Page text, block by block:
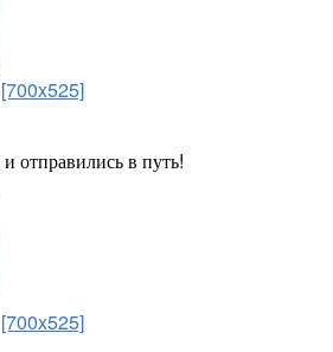
[700x525]
отправились в путь!
[700x525]